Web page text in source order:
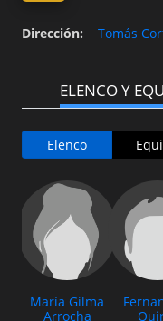
Dirección: Tomás
ELENCO Y
Elenco
María Gilma
Arrocha